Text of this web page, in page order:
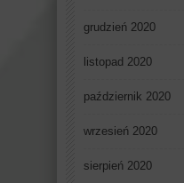
grudzień 2020
listopad 2020
październik 2020
wrzesień 2020
sierpień 2020